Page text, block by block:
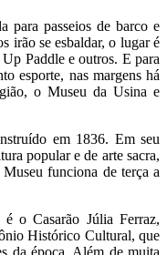
para passeios de barco e
irão se esbaldar, o lugar é
Paddle e outros. E para
esporte, nas margens há
o Museu da Usina e
em 1836. Em seu
popular e de arte sacra,
funciona de terça a
é o Casarão Júlia Ferraz,
Histórico Cultural, que
da época. Além de muita